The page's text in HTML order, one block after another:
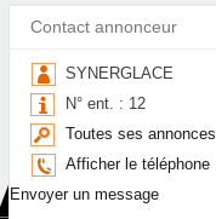
Contact annonceur
SYNERGLACE
N° ent. : 12
Toutes ses annonces
Afficher le téléphone
Envoyer un message